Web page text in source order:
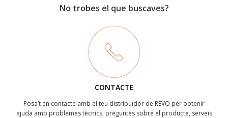
No trobes el que buscaves?
CONTACTE
Posa’t en contacte amb el teu distribuïdor de REVO per obtenir
ajuda amb problemes tècnics, preguntes sobre el producte, serveis